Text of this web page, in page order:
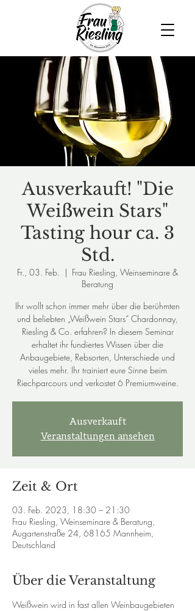
Ausverkauft! "Die
Weißwein Stars"
Tasting hour ca. 3
Std.
Fr., 03. Feb.
  |
Frau Riesling, Weinseminare &
Beratung
Ihr wollt schon immer mehr über die berühmten
und beliebten „Weißwein Stars“ Chardonnay,
Riesling & Co. erfahren? In diesem Seminar
erhaltet ihr fundiertes Wissen über die
Anbaugebiete, Rebsorten, Unterschiede und
vieles mehr. Ihr trainiert eure Sinne beim
Riechparcours und verkostet 6 Premiumweine.
Ausverkauft
Veranstaltungen ansehen
Zeit & Ort
03. Feb. 2023, 18:30 – 21:30
Frau Riesling, Weinseminare & Beratung,
Augartenstraße 24, 68165 Mannheim,
Deutschland
Über die Veranstaltung
Weißwein wird in fast allen Weinbaugebieten